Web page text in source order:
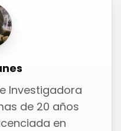
Investigadora
de 20 años
en